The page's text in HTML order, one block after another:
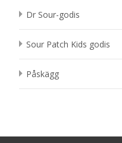
Dr Sour-godis
Sour Patch Kids godis
Påskägg